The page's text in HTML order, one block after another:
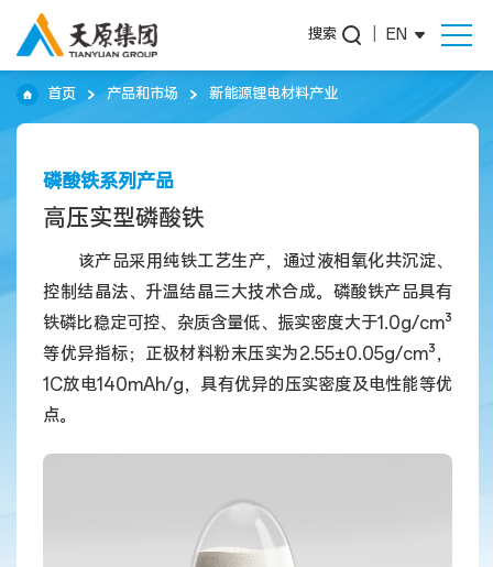
搜索 EN
首页 产品和市场 新能源锂电材料产业
磷酸铁系列产品
高压实型磷酸铁
该产品采用纯铁工艺生产，通过液相氧化共沉淀、
控制结晶法、升温结晶三大技术合成。磷酸铁产品具有
铁磷比稳定可控、杂质含量低、振实密度大于1.0g/cm³
等优异指标；正极材料粉末压实为2.55±0.05g/cm³，
1C放电140mAh/g，具有优异的压实密度及电性能等优
点。